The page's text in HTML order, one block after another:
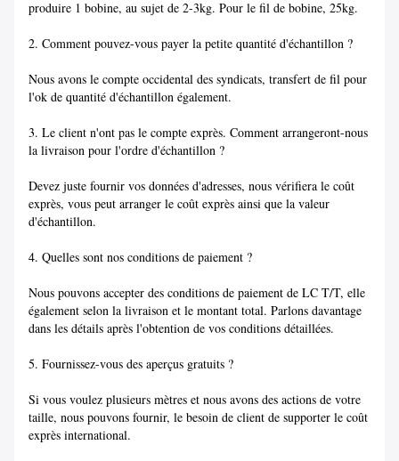
produire 1 bobine, au sujet de 2-3kg. Pour le fil de bobine, 25kg.
2. Comment pouvez-vous payer la petite quantité d'échantillon ?
Nous avons le compte occidental des syndicats, transfert de fil pour
l'ok de quantité d'échantillon également.
3. Le client n'ont pas le compte exprès. Comment arrangeront-nous
la livraison pour l'ordre d'échantillon ?
Devez juste fournir vos données d'adresses, nous vérifiera le coût
exprès, vous peut arranger le coût exprès ainsi que la valeur
d'échantillon.
4. Quelles sont nos conditions de paiement ?
Nous pouvons accepter des conditions de paiement de LC T/T, elle
également selon la livraison et le montant total. Parlons davantage
dans les détails après l'obtention de vos conditions détaillées.
5. Fournissez-vous des aperçus gratuits ?
Si vous voulez plusieurs mètres et nous avons des actions de votre
taille, nous pouvons fournir, le besoin de client de supporter le coût
exprès international.